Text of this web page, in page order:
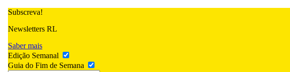
Subscreva!
Newsletters RL
Saber mais
Edição Semanal
Guia do Fim de Semana